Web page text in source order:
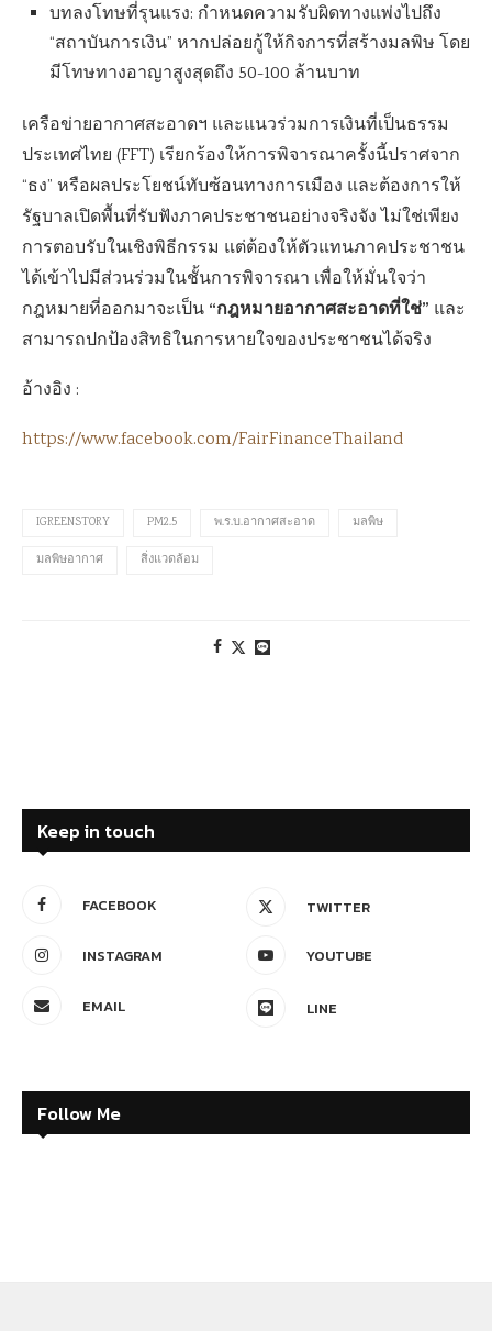
บทลงโทษที่รุนแรง: กำหนดความรับผิดทางแพ่งไปถึง
“สถาบันการเงิน” หากปล่อยกู้ให้กิจการที่สร้างมลพิษ โดย
มีโทษทางอาญาสูงสุดถึง 50-100 ล้านบาท
เครือข่ายอากาศสะอาดฯ และแนวร่วมการเงินที่เป็นธรรม
ประเทศไทย (FFT) เรียกร้องให้การพิจารณาครั้งนี้ปราศจาก
“ธง” หรือผลประโยชน์ทับซ้อนทางการเมือง และต้องการให้
รัฐบาลเปิดพื้นที่รับฟังภาคประชาชนอย่างจริงจัง ไม่ใช่เพียง
การตอบรับในเชิงพิธีกรรม แต่ต้องให้ตัวแทนภาคประชาชน
ได้เข้าไปมีส่วนร่วมในชั้นการพิจารณา เพื่อให้มั่นใจว่า
กฎหมายที่ออกมาจะเป็น “กฎหมายอากาศสะอาดที่ใช่” และ
สามารถปกป้องสิทธิในการหายใจของประชาชนได้จริง
อ้างอิง :
https://www.facebook.com/FairFinanceThailand
IGREENSTORY PM2.5 พ.ร.บ.อากาศสะอาด มลพิษ
มลพิษอากาศ สิ่งแวดล้อม
Keep in touch
FACEBOOK TWITTER
INSTAGRAM YOUTUBE
EMAIL LINE
Follow Me